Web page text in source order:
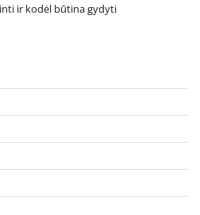
ir kodėl būtina gydyti